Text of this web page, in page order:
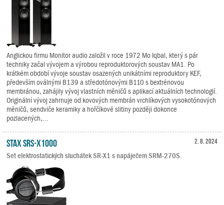
Anglickou firmu Monitor audio založil v roce 1972 Mo Iqbal, který s pár
techniky začal vývojem a výrobou reproduktorových soustav MA1. Po
krátkém období vývoje soustav osazených unikátními reproduktory KEF,
především oválnými B139 a středotónovými B110 s bextrénovou
membránou, zahájily vývoj vlastních měničů s aplikací aktuálních technologií.
Originální vývoj zahrnuje od kovových membrán vrchlíkových vysokotónových
měničů, sendviče keramiky a hořčíkové slitiny později dokonce
pozlacených,...
2. 8. 2024
STAX SRS-X1000
Set elektrostatických sluchátek SR-X1 s napáječem SRM-270S.